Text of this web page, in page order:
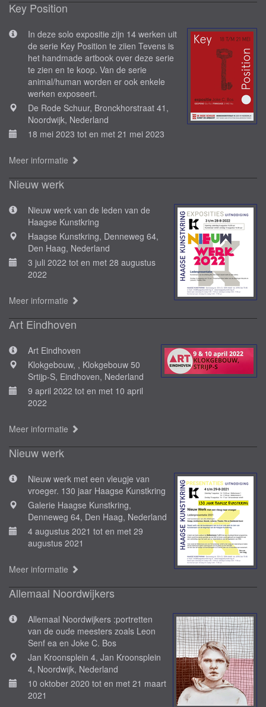
Key Position
In deze solo expositie zijn 14 werken uit
de serie Key Position te ziien Tevens is
het handmade artbook over deze serie
te zien en te koop. Van de serie
animal/human worden er ook enkele
werken exposeert.
De Rode Schuur, Bronckhorstraat 41,
Noordwijk, Nederland
18 mei 2023 tot en met 21 mei 2023
Meer informatie
Nieuw werk
Nieuw werk van de leden van de
Haagse Kunstkring
Haagse Kunstkring, Denneweg 64,
Den Haag, Nederland
3 juli 2022 tot en met 28 augustus
2022
Meer informatie
Art Eindhoven
Art Eindhoven
Klokgebouw, , Klokgebouw 50
Srtijp-S, Eindhoven, Nederland
9 april 2022 tot en met 10 april
2022
Meer informatie
Nieuw werk
Nieuw werk met een vleugje van
vroeger. 130 jaar Haagse Kunstkring
Galerie Haagse Kunstkring,
Denneweg 64, Den Haag, Nederland
4 augustus 2021 tot en met 29
augustus 2021
Meer informatie
Allemaal Noordwijkers
Allemaal Noordwijkers :portretten
van de oude meesters zoals Leon
Senf ea en Joke C. Bos
Jan Kroonsplein 4, Jan Kroonsplein
4, Noordwijk, Nederland
10 oktober 2020 tot en met 21 maart
2021